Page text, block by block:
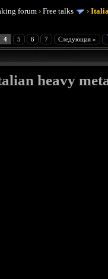
forum ›Free talks ›
4 5 6 7 Следующая »
heavy